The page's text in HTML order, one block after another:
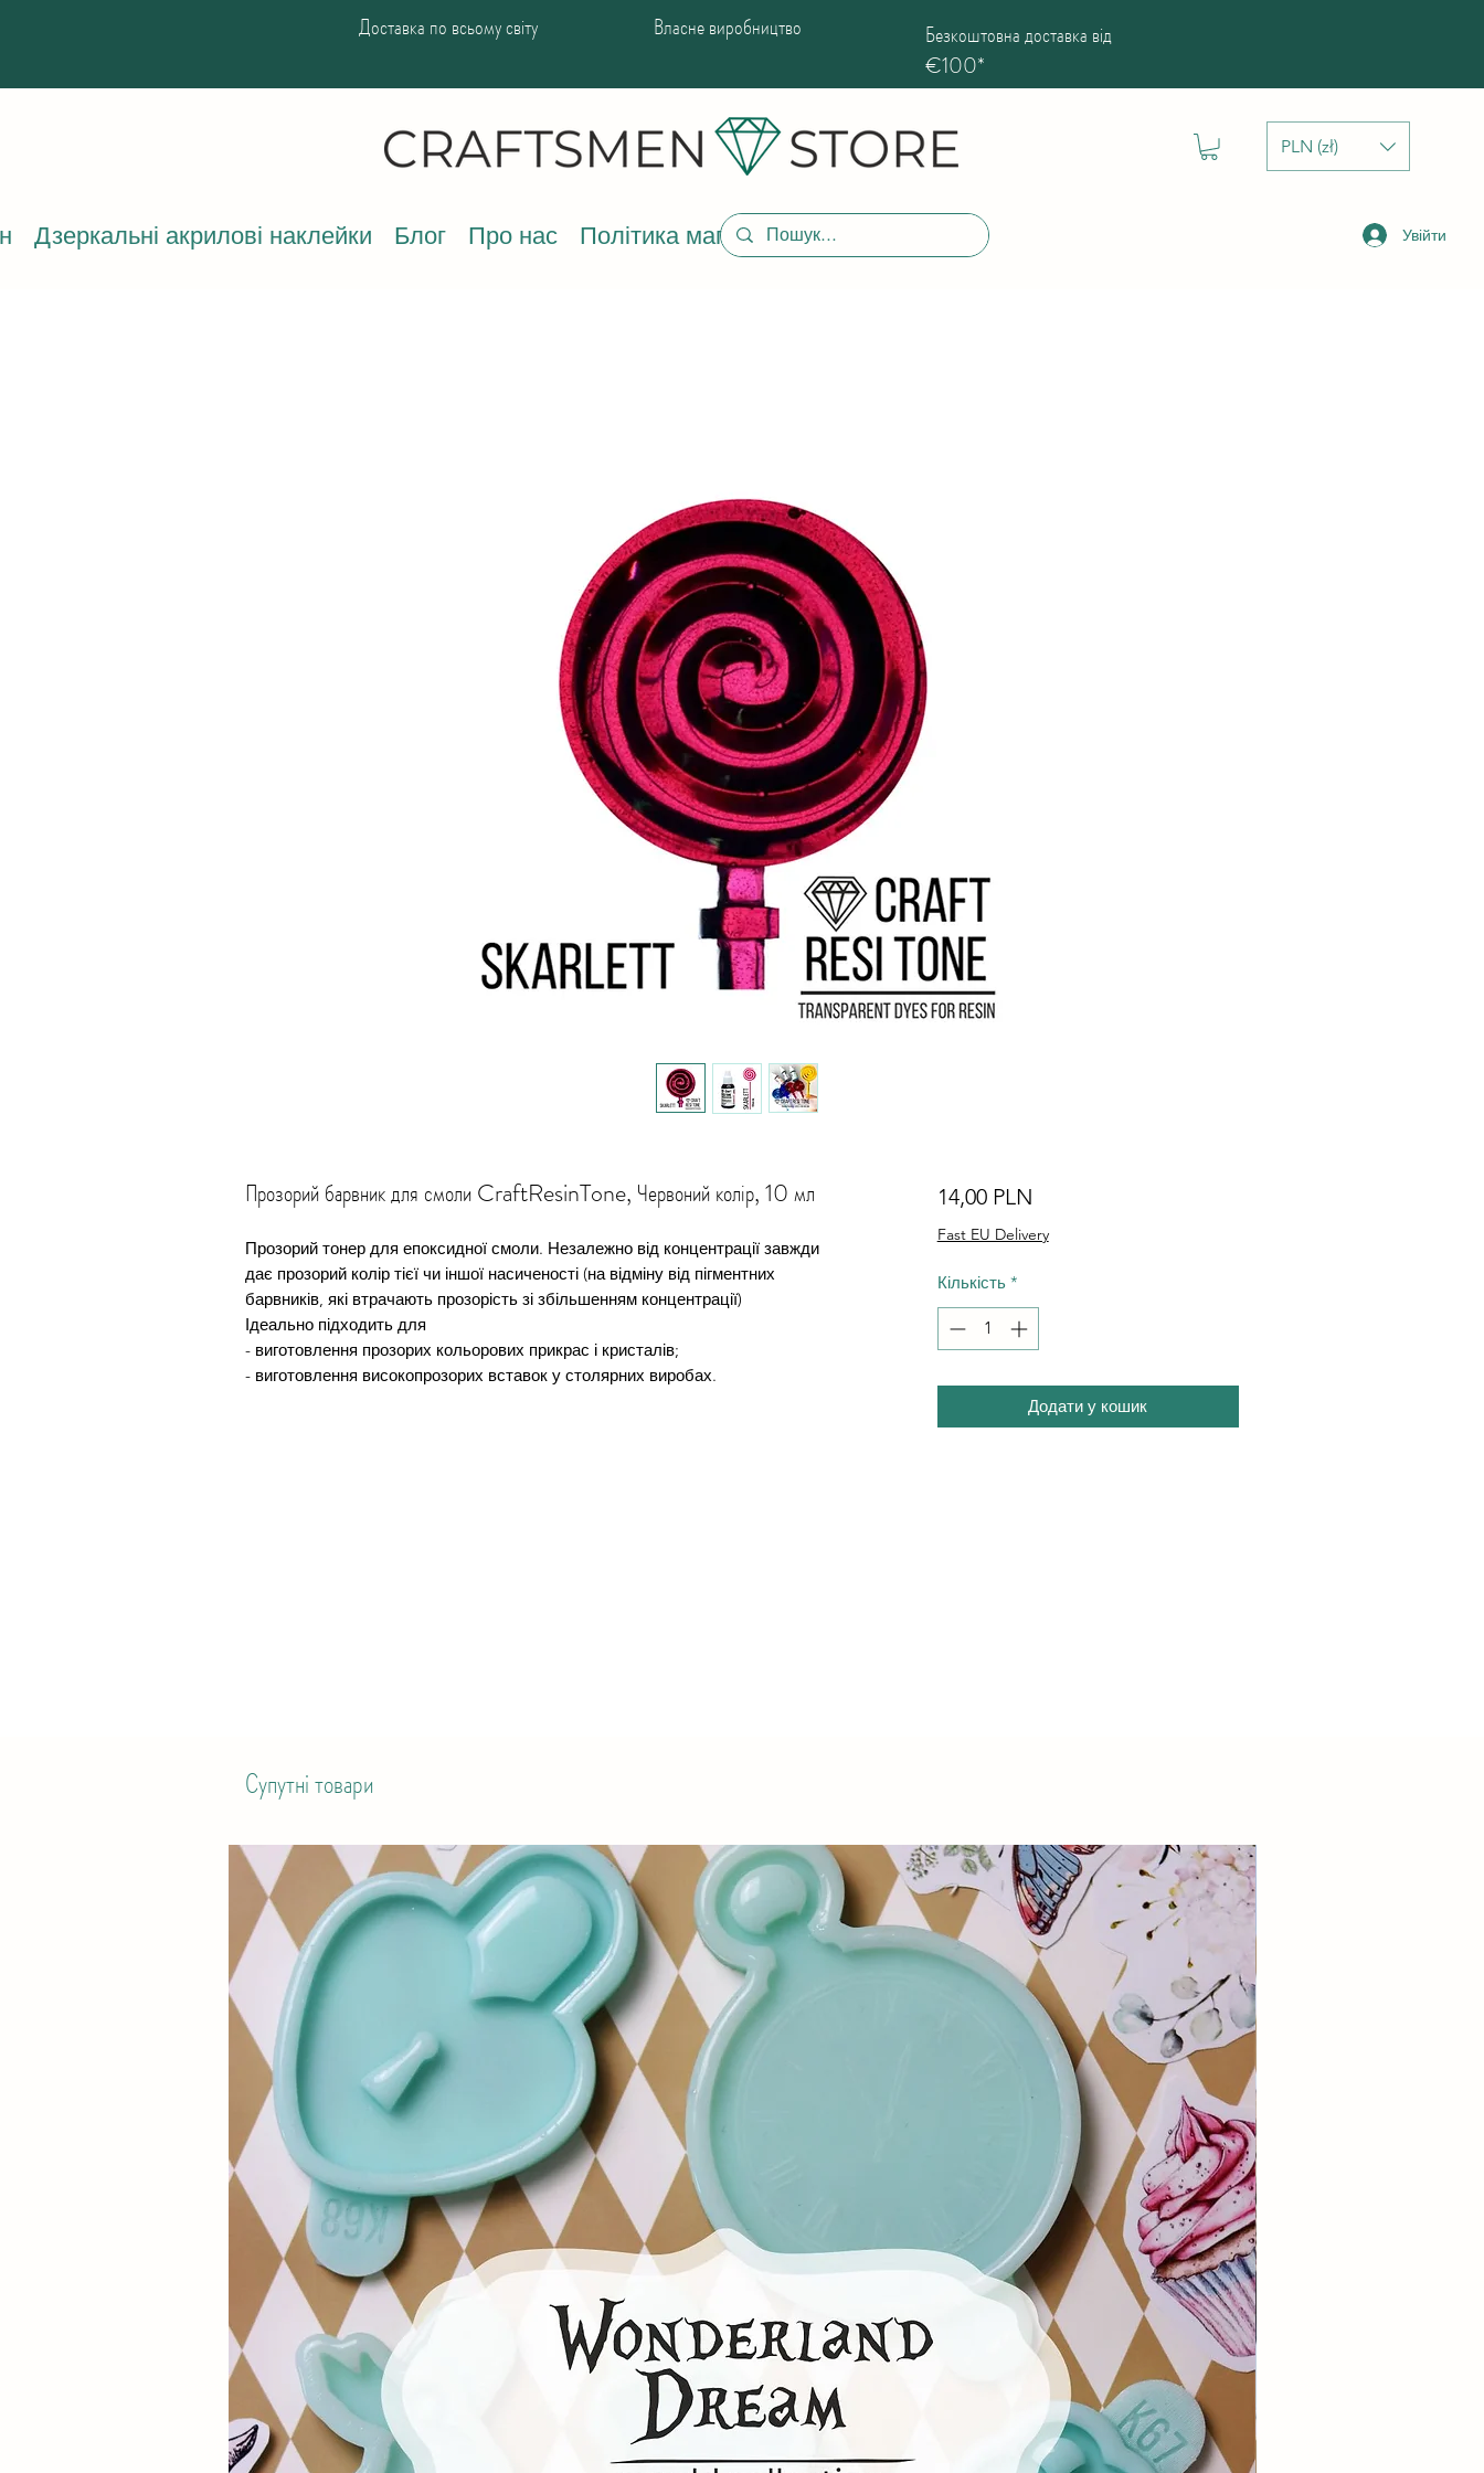
Доставка по всьому світу Власне виробництво
Безкоштовна доставка від
€100*
PLN (zł)
Дзеркальні акрилові наклейки Блог Про нас Політика магазину Увійти
Прозорий барвник для смоли CraftResinTone, Червоний колір, 10 мл
Прозорий тонер для епоксидної смоли. Незалежно від концентрації завжди
дає прозорий колір тієї чи іншої насиченості (на відміну від пігментних
барвників, які втрачають прозорість зі збільшенням концентрації)
Ідеально підходить для
- виготовлення прозорих кольорових прикрас і кристалів;
- виготовлення високопрозорих вставок у столярних виробах.
14,00 PLN
Fast EU Delivery
Кількість *
Додати у кошик
Супутні товари